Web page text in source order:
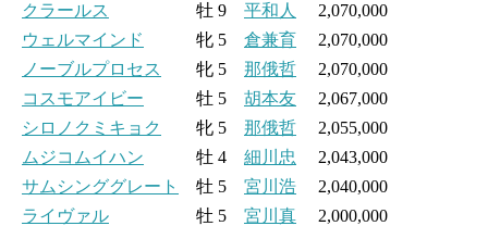
クラールス
牡 9 平和人
2,070,000
ウェルマインド
牝 5 倉兼育 2,070,000
ノーブルプロセス
牝 5 那俄哲 2,070,000
コスモアイビー 牡 5 胡本友 2,067,000
シロノクミキョク
牝 5 那俄哲 2,055,000
ムジコムイハン 牡 4 細川忠
2,043,000
サムシンググレート
牡 5 宮川浩 2,040,000
ライヴァル 牡 5 宮川真 2,000,000